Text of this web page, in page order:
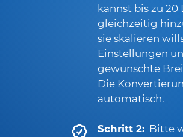
kannst bis zu 20
gleichzeitig
sie skalieren
Einstellungen
gewünschte
Die
automatisch.
Schritt 2: Bitte